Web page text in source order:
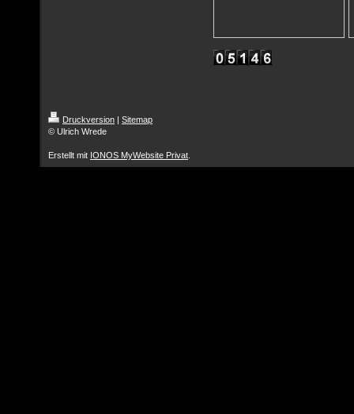
Druckversion | Sitemap
© Ulrich Wrede
Erstellt mit IONOS MyWebsite Privat